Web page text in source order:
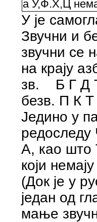
а У,Ф.Х,Ц
У је
Звучни и
звучни се
на крају
зв. Б Г Д
безв. П К
Једино у
А, као што
који
(Док је у
један од
мање